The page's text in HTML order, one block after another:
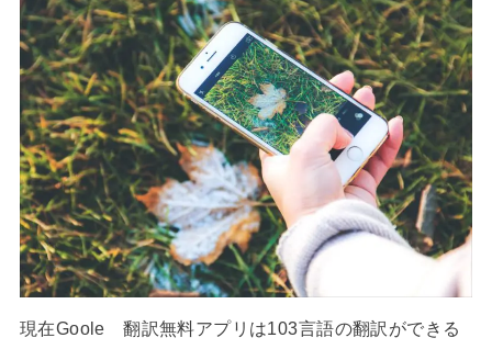
現在Goole 翻訳無料アプリは103言語の翻訳ができる